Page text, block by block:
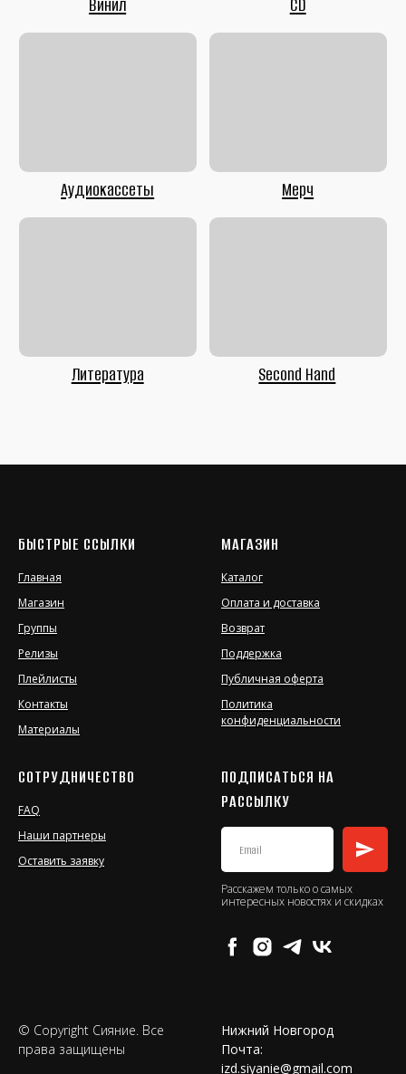
БЫСТРЫЕ ССЫЛКИ
Главная
Магазин
Группы
Релизы
Плейлисты
Контакты
Материалы
МАГАЗИН
Каталог
Оплата и доставка
Возврат
Поддержка
Публичная оферта
Политика
конфиденциальности
СОТРУДНИЧЕСТВО
FAQ
Наши партнеры
Оставить заявку
ПОДПИСАТЬСЯ НА
РАССЫЛКУ
Расскажем только о самых
интересных новостях и скидках
© Copyright Сияние. Все
права защищены
Нижний Новгород
Почта:
izd.siyanie@gmail.com